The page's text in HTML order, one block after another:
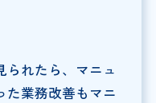
られたら、マニュ
た業務改善もマニ